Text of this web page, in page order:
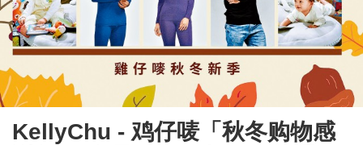
KellyChu - 鸡仔唛「秋冬购物感